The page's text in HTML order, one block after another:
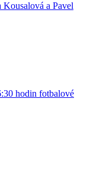
a Pavel
hodin fotbalové